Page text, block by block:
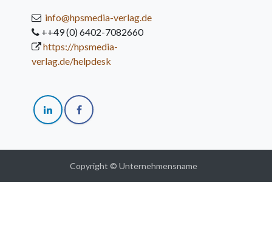
info@hpsmedia-verlag.de
++49 (0) 6402-7082660
https://hpsmedia-
verlag.de/helpdesk
Copyright © Unternehmensname